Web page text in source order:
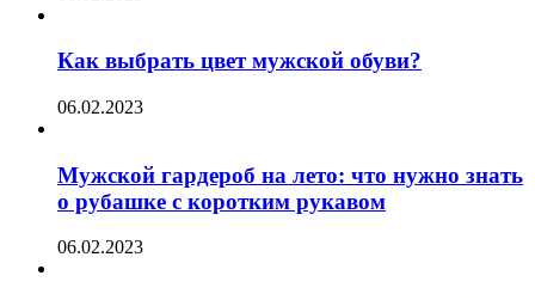
Как выбрать цвет мужской обуви?
06.02.2023
Мужской гардероб на лето: что нужно знать
о рубашке с коротким рукавом
06.02.2023